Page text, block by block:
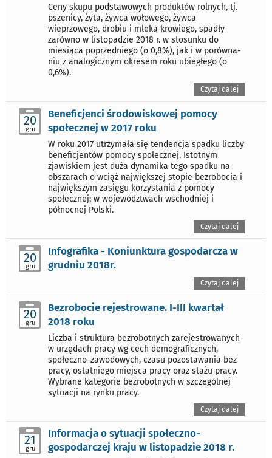
Ceny skupu podstawowych produktów rolnych, tj.
pszenicy, żyta, żywca wołowego, żywca
wieprzowego, drobiu i mleka krowiego, spadły
zarówno w listopadzie 2018 r. w stosunku do
miesiąca poprzedniego (o 0,8%), jak i w porówna-
niu z analogicznym okresem roku ubiegłego (o
0,6%).
Czytaj dalej
20
gru
Beneficjenci środowiskowej pomocy
społecznej w 2017 roku
W roku 2017 utrzymała się tendencja spadku liczby
beneficjentów pomocy społecznej. Istotnym
zjawiskiem jest duża dynamika tego spadku na
obszarach o wciąż największej stopie bezrobocia i
największym zasięgu korzystania z pomocy
społecznej: w województwach wschodniej i
północnej Polski.
Czytaj dalej
20
gru
Infografika - Koniunktura gospodarcza w
grudniu 2018r.
Czytaj dalej
20
gru
Bezrobocie rejestrowane. I-III kwartał
2018 roku
Liczba i struktura bezrobotnych zarejestrowanych
w urzędach pracy wg cech demograficznych,
społeczno-zawodowych, czasu pozostawania bez
pracy, ostatniego miejsca pracy oraz stażu pracy.
Wybrane kategorie bezrobotnych w szczególnej
sytuacji na rynku pracy.
Czytaj dalej
21
gru
Informacja o sytuacji społeczno-
gospodarczej kraju w listopadzie 2018 r.